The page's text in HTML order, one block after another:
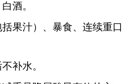
酒。
果汁）、暴食、连续重口
补水。